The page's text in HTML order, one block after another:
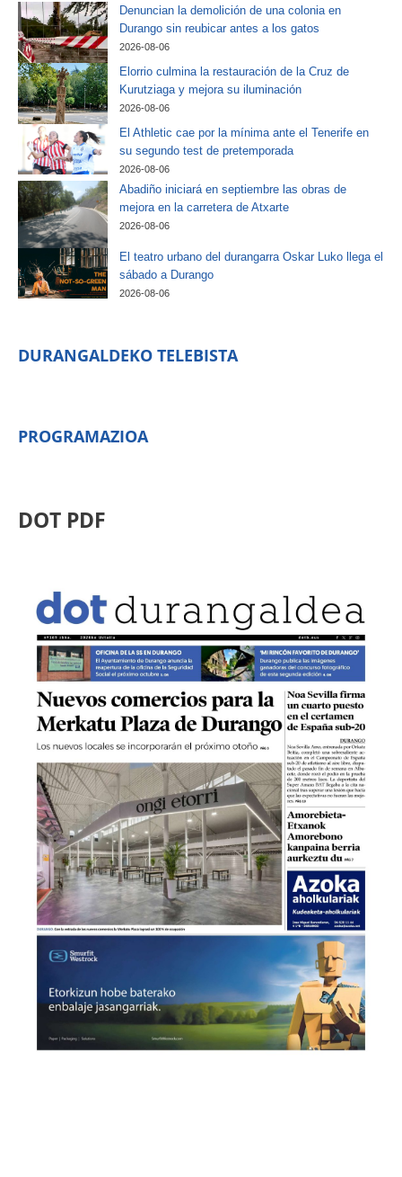
Denuncian la demolición de una colonia en
Durango sin reubicar antes a los gatos
2026-08-06
Elorrio culmina la restauración de la Cruz de
Kurutziaga y mejora su iluminación
2026-08-06
El Athletic cae por la mínima ante el Tenerife en
su segundo test de pretemporada
2026-08-06
Abadiño iniciará en septiembre las obras de
mejora en la carretera de Atxarte
2026-08-06
El teatro urbano del durangarra Oskar Luko llega el
sábado a Durango
2026-08-06
DURANGALDEKO TELEBISTA
PROGRAMAZIOA
DOT PDF